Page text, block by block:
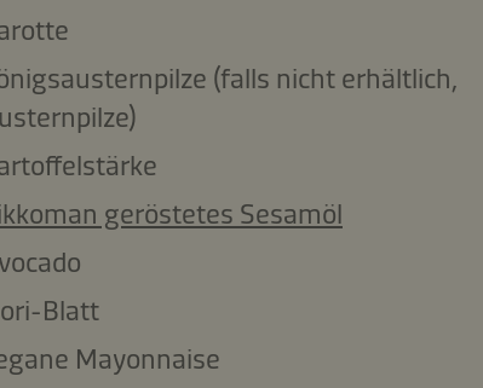
(falls nicht erhältlich,
geröstetes Sesamöl
Blatt
Mayonnaise